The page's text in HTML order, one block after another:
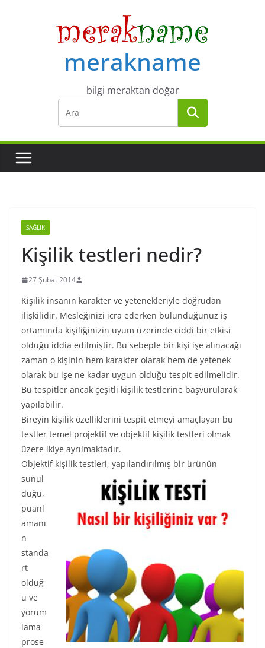
merakname
bilgi meraktan doğar
SAĞLIK
Kişilik testleri nedir?
27 Şubat 2014
Kişilik insanın karakter ve yetenekleriyle doğrudan
ilişkilidir. Mesleğinizi icra ederken bulunduğunuz iş
ortamında kişiliğinizin uyum üzerinde ciddi bir etkisi
olduğu iddia edilmiştir. Bu sebeple bir kişi işe alınacağı
zaman o kişinin hem karakter olarak hem de yetenek
olarak bu işe ne kadar uygun olduğu tespit edilmelidir.
Bu tespitler ancak çeşitli kişilik testlerine başvurularak
yapılabilir.
Bireyin kişilik özelliklerini tespit etmeyi amaçlayan bu
testler temel projektif ve objektif kişilik testleri olmak
üzere ikiye ayrılmaktadır.
Objektif kişilik testleri, yapılandırılmış bir ürünün
sunul
duğu,
puanl
amanı
n
standa
rt
olduğ
u ve
yorum
lama
prose